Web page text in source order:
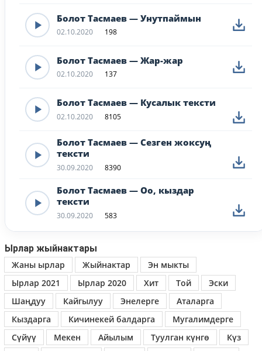
Болот Тасмаев — Унутпаймын
02.10.2020 198
Болот Тасмаев — Жар-жар
02.10.2020 137
Болот Тасмаев — Кусалык тексти
02.10.2020 8105
Болот Тасмаев — Сезген жоксуң
тексти
30.09.2020 8390
Болот Тасмаев — Оо, кыздар
тексти
30.09.2020 583
Ырлар жыйнактары
Жаны ырлар
Жыйнактар
Эн мыкты
Ырлар 2021
Ырлар 2020 Хит Той
Эски
Шаңдуу
Кайгылуу Энелерге
Аталарга
Кыздарга
Кичинекей балдарга
Мугалимдерге
Сүйүү
Мекен Айылым Туулган күнгө
Күз